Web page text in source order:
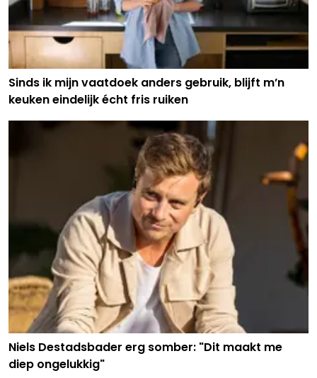
Sinds ik mijn vaatdoek anders gebruik, blijft m’n
keuken eindelijk écht fris ruiken
Niels Destadsbader erg somber: "Dit maakt me
diep ongelukkig"